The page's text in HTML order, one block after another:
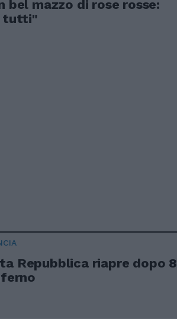
bel mazzo di rose rosse:
tutti"
Repubblica riapre dopo 8